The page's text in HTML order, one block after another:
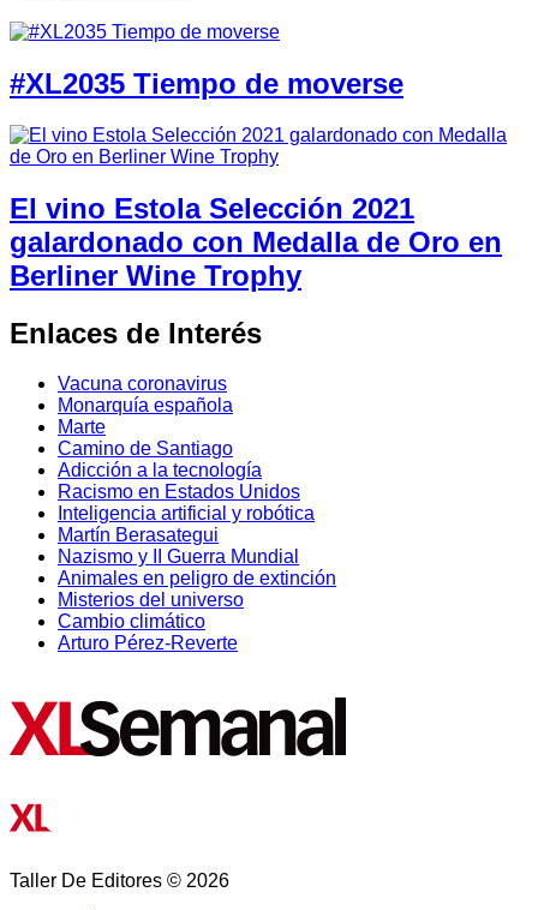
#XL2035 Tiempo de moverse
El vino Estola Selección 2021
galardonado con Medalla de Oro en
Berliner Wine Trophy
Enlaces de Interés
Vacuna coronavirus
Monarquía española
Marte
Camino de Santiago
Adicción a la tecnología
Racismo en Estados Unidos
Inteligencia artificial y robótica
Martín Berasategui
Nazismo y II Guerra Mundial
Animales en peligro de extinción
Misterios del universo
Cambio climático
Arturo Pérez-Reverte
Taller De Editores © 2026